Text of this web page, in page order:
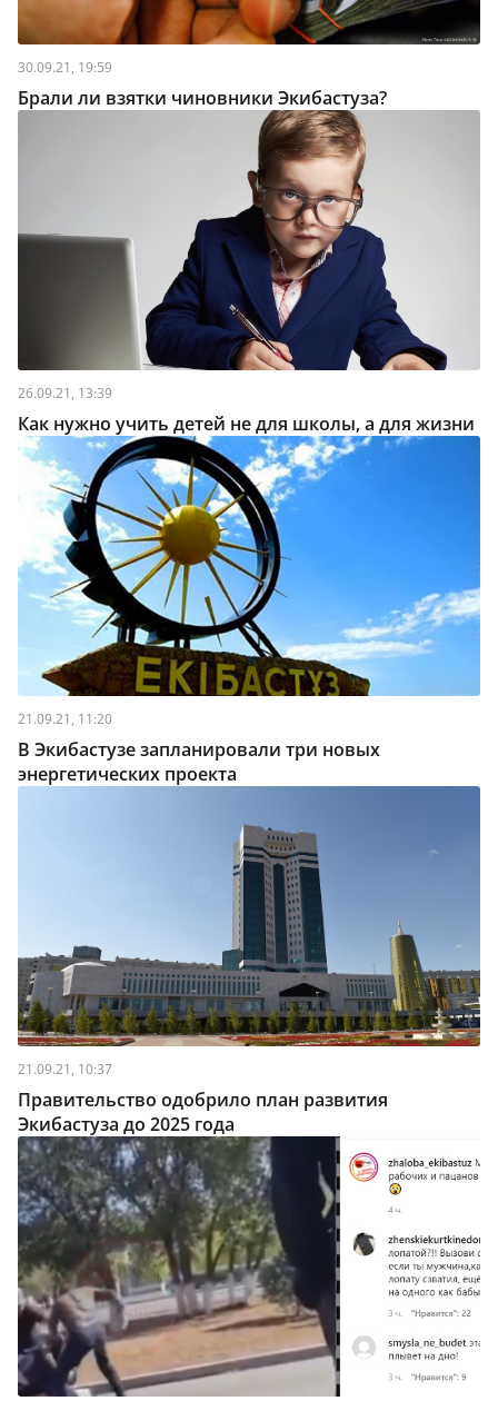
30.09.21, 19:59
Брали ли взятки чиновники Экибастуза?
26.09.21, 13:39
Как нужно учить детей не для школы, а для жизни
21.09.21, 11:20
В Экибастузе запланировали три новых
энергетических проекта
21.09.21, 10:37
Правительство одобрило план развития
Экибастуза до 2025 года